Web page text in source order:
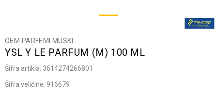
OEM PARFEMI MUSKI
YSL Y LE PARFUM (M) 100 ML
Šifra artikla: 3614274266801
Šifra veličine: 916679